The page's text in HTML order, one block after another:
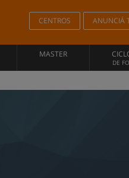
CENTROS ANUNCIÁ
MASTER
DE